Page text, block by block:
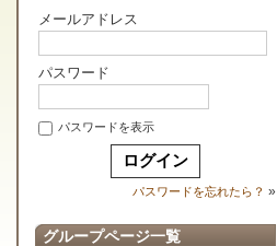
メールアドレス
パスワード
パスワードを表示
パスワードを忘れたら？ »
グループページ一覧